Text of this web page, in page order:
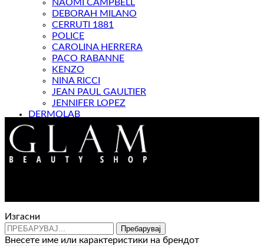
NAOMI CAMPBELL
DEBORAH MILANO
CERRUTI 1881
POLICE
CAROLINA HERRERA
PACO RABANNE
KENZO
NINA RICCI
JEAN PAUL GAULTIER
JENNIFER LOPEZ
DERMOLAB
МАГАЗИН
Изгасни
Пребарувај
Внесете име или карактеристики на брендот